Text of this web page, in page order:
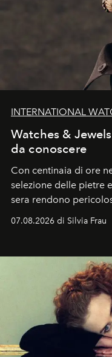
INTERNATIONAL
Watches &
da conoscere
Con centinaia di ore
selezione delle pietre
sera rendono
cognizione del
07.08.2026 di Silvia Frau